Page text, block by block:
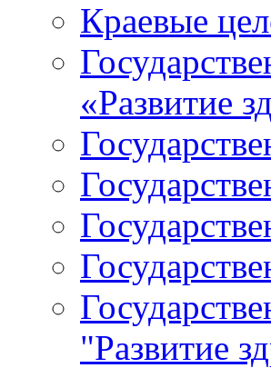
Краевые
«Развитие
"Развитие